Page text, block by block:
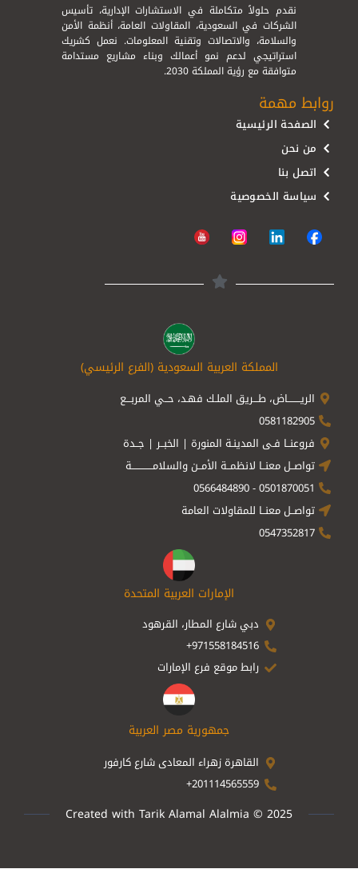
نقدم حلولاً متكاملة في الاستشارات الإدارية، تأسيس
الشركات في السعودية، المقاولات العامة، أنظمة الأمن
والسلامة، والاتصالات وتقنية المعلومات. نعمل كشريك
استراتيجي لدعم نمو أعمالك وبناء مشاريع مستدامة
متوافقة مع رؤية المملكة 2030.
روابط مهمة
الصفحة الرئيسية
من نحن
اتصل بنا
سياسة الخصوصية
المملكة العربية السعودية (الفرع الرئيسي)
الريــــــــاض، طـــريق الملـك فهـد، حــي المربـــع
0581182905
فروعنــا فـى المدينـة المنورة | الخبــر | جــدة
تواصــل معنــا لانظمــة الأمــن والسلامـــــــــــــة
0501870051 - 0566484890
تواصــل معنــا للمقاولات العامة
0547352817
الإمارات العربية المتحدة
دبي شارع المطار، القرهود
971558184516+
رابط موقع فرع الإمارات
جمهورية مصر العربية
القاهرة زهراء المعادى شارع كارفور
201114565559+
Created with Tarik Alamal Alalmia © 2025